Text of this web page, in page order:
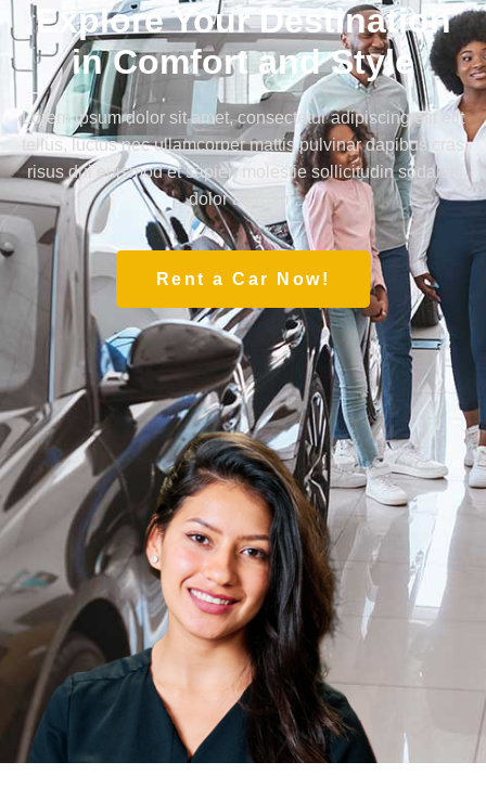
Explore Your Destination
in Comfort and Style
Lorem ipsum dolor sit amet, consectetur adipiscing elit elit
tellus, luctus nec ullamcorper mattis pulvinar dapibus cras
risus dui euismod et sapien molestie sollicitudin sodales
dolor aliquam.
Rent a Car Now!